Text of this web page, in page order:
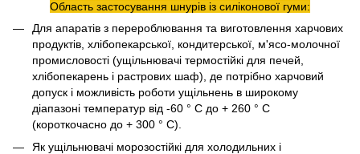
Область застосування шнурів із силіконової гуми:
Для апаратів з перероблювання та виготовлення харчових
продуктів, хлібопекарської, кондитерської, м'ясо-молочної
промисловості (ущільнювачі термостійкі для печей,
хлібопекарень і растрових шаф), де потрібно харчовий
допуск і можливість роботи ущільнень в широкому
діапазоні температур від -60 ° С до + 260 ° С
(короткочасно до + 300 ° С).
Як ущільнювачі морозостійкі для холодильних і